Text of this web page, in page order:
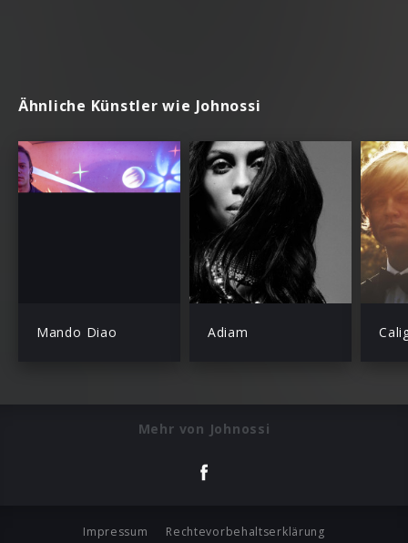
Ähnliche Künstler wie Johnossi
Mando Diao Adiam
Mehr von Johnossi
Impressum Rechtevorbehaltserklärung